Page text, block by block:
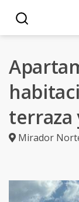
terraza
Mirador